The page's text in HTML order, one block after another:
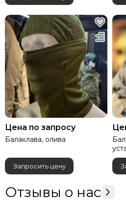
Цена по запросу
Балаклава, олива
Запросить цену
Отзывы о нас